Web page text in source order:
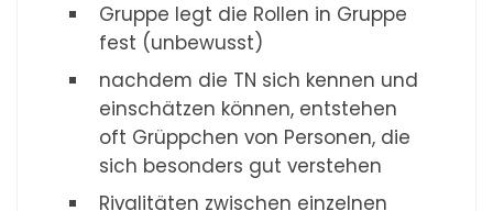
Gruppe legt die Rollen in Gruppe
fest (unbewusst)
nachdem die TN sich kennen und
einschätzen können, entstehen
oft Grüppchen von Personen, die
sich besonders gut verstehen
Rivalitäten zwischen einzelnen